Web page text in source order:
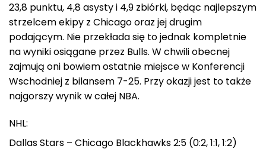
23,8 punktu, 4,8 asysty i 4,9 zbiórki, będąc najlepszym
strzelcem ekipy z Chicago oraz jej drugim
podającym. Nie przekłada się to jednak kompletnie
na wyniki osiągane przez Bulls. W chwili obecnej
zajmują oni bowiem ostatnie miejsce w Konferencji
Wschodniej z bilansem 7-25. Przy okazji jest to także
najgorszy wynik w całej NBA.
NHL:
Dallas Stars – Chicago Blackhawks 2:5 (0:2, 1:1, 1:2)